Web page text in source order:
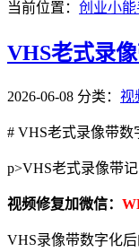
当前位置： 创业小能
VHS老式录
2026-06-08 分类： 视
# VHS老式录像带数
p>VHS老式录像带
视频修复加微信：
VHS录像带数字化